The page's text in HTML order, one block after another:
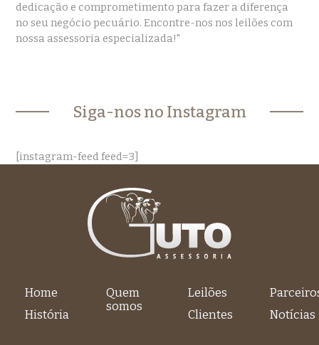
dedicação e comprometimento para fazer a diferença
no seu negócio pecuário. Encontre-nos nos leilões com
nossa assessoria especializada!"
Siga-nos no Instagram
[instagram-feed feed=3]
Home
História
Quem
somos
Leilões
Clientes
Notícias